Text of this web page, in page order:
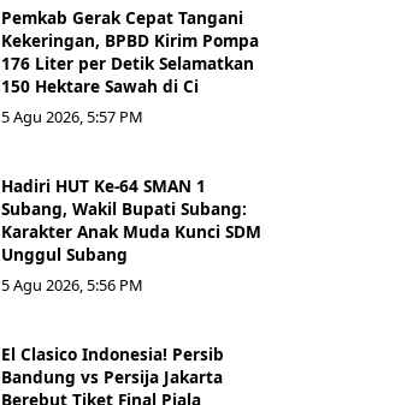
Pemkab Gerak Cepat Tangani
Kekeringan, BPBD Kirim Pompa
176 Liter per Detik Selamatkan
150 Hektare Sawah di Ci
5 Agu 2026, 5:57 PM
Hadiri HUT Ke-64 SMAN 1
Subang, Wakil Bupati Subang:
Karakter Anak Muda Kunci SDM
Unggul Subang
5 Agu 2026, 5:56 PM
El Clasico Indonesia! Persib
Bandung vs Persija Jakarta
Berebut Tiket Final Piala